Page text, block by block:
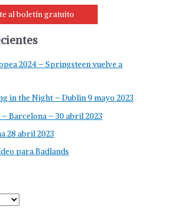
al boletín gratuito
2024 – Springsteen vuelve a
in the Night – Dublin 9 mayo 2023
Barcelona – 30 abril 2023
28 abril 2023
para Badlands